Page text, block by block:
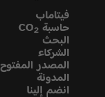
فيتاماب
حاسبة CO 2
البحث
الشركاء
المصدر المفتوح
المدونة
انضم إلينا